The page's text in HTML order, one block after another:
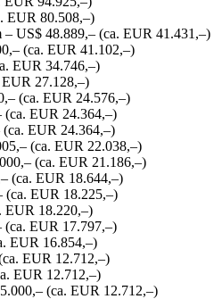
EUR 80.508,–)
US$ 48.889,– (ca. EUR 41.431,–)
(ca. EUR 41.102,–)
EUR 34.746,–)
27.128,–)
(ca. EUR 24.576,–)
(ca. EUR 24.364,–)
(ca. EUR 24.364,–)
(ca. EUR 22.038,–)
(ca. EUR 21.186,–)
(ca. EUR 18.644,–)
(ca. EUR 18.225,–)
EUR 18.220,–)
(ca. EUR 17.797,–)
EUR 16.854,–)
EUR 12.712,–)
EUR 12.712,–)
(ca. EUR 12.712,–)